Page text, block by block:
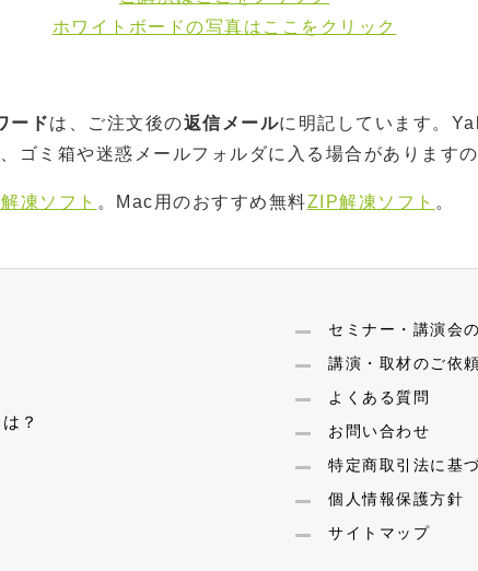
ホワイトボードの写真はここをクリック
ードは、ご注文後の返信メールに明記しています。
ゴミ箱や迷惑メールフォルダに入る場合があります
凍ソフト 。Mac用のおすすめ無料ZIP解凍ソフト 。
？
セミナー・講演会
講演・取材のご依
よくある質問
お問い合わせ
特定商取引法に基
個人情報保護方針
サイトマップ